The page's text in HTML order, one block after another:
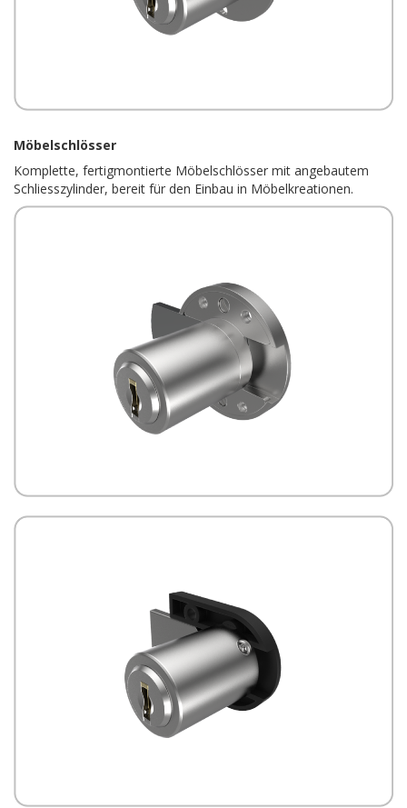
Möbelschlösser
Komplette, fertigmontierte Möbelschlösser mit angebautem
Schliesszylinder, bereit für den Einbau in Möbelkreationen.